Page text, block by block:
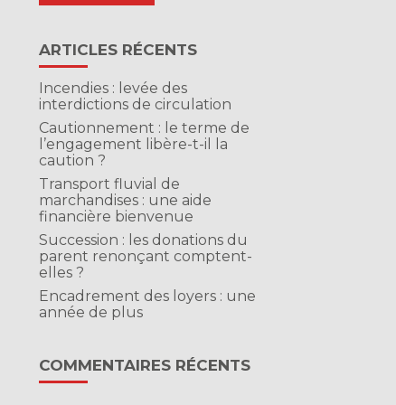
ARTICLES RÉCENTS
Incendies : levée des
interdictions de circulation
Cautionnement : le terme de
l’engagement libère-t-il la
caution ?
Transport fluvial de
marchandises : une aide
financière bienvenue
Succession : les donations du
parent renonçant comptent-
elles ?
Encadrement des loyers : une
année de plus
COMMENTAIRES RÉCENTS